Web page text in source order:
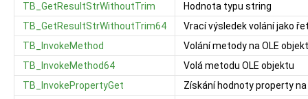
TB_GetResultStrWithoutTrim
Hodnota typu string
TB_GetResultStrWithoutTrim64
Vrací výsledek volání jako
TB_InvokeMethod
Volání metody na OLE
TB_InvokeMethod64
Volá metodu OLE objektu
TB_InvokePropertyGet
Získání hodnoty property na